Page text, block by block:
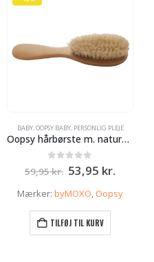
BABY,OOPSY BABY, PERSONLIG PLEJE
Oopsy hårbørste m. naturhår – baby
ud af 5
59,95kr. Den
oprindelige
pris
59,95 kr..
53,95 kr.Den
pris
er:
Mærker: byMOXO, Oopsy
TILFØJ TIL KURV